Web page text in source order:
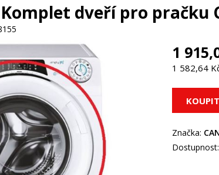
Komplet dveří pro pračku
1
1 582,64
Značka:
Dostupnost: